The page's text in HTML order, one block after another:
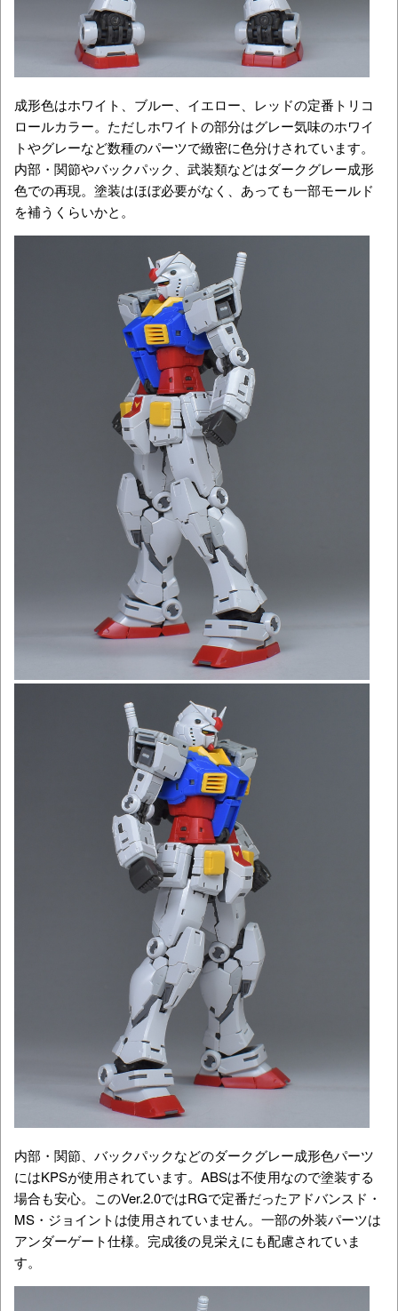
成形色はホワイト、ブルー、イエロー、レッドの定番トリコ
ロールカラー。ただしホワイトの部分はグレー気味のホワイ
トやグレーなど数種のパーツで緻密に色分けされています。
内部・関節やバックパック、武装類などはダークグレー成形
色での再現。塗装はほぼ必要がなく、あっても一部モールド
を補うくらいかと。
内部・関節、バックパックなどのダークグレー成形色パーツ
にはKPSが使用されています。ABSは不使用なので塗装する
場合も安心。このVer.2.0ではRGで定番だったアドバンスド・
MS・ジョイントは使用されていません。一部の外装パーツは
アンダーゲート仕様。完成後の見栄えにも配慮されていま
す。